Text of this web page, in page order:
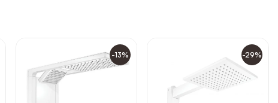
-13% -29%